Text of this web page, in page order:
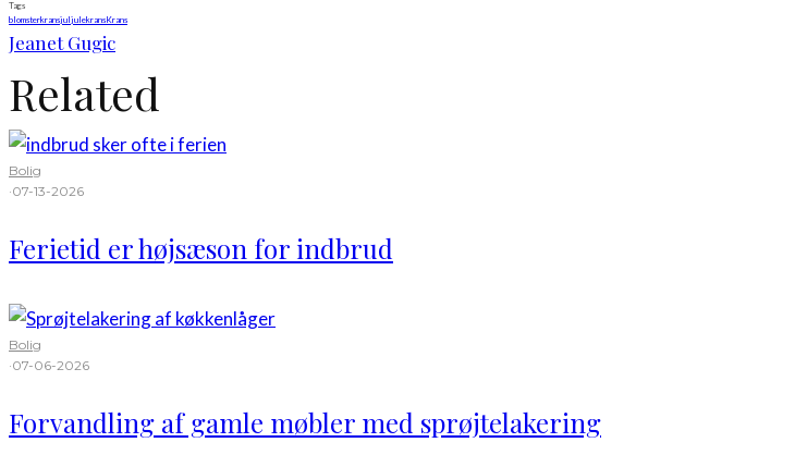
Tags
blomsterkransjuljulekransKrans
Jeanet Gugic
Related
Bolig
·07-13-2026
Ferietid er højsæson for indbrud
Bolig
·07-06-2026
Forvandling af gamle møbler med sprøjtelakering